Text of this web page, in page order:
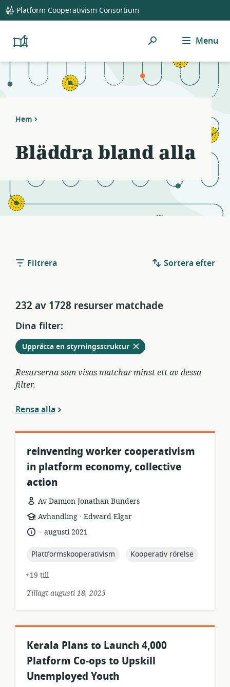
global
navigation
Platform Cooperativism Consortium
Platform
Resource
Sök Menu
Hem
Bläddra bland alla
Filtrera Sortera efter
232 av 1728 resurser matchade
Dina filter:
Ta
bort
Upprätta en styrningsstrukturfrån
aktuella
filter
Resurserna som visas matchar minst ett av dessa
filter.
Rensa alla
reinventing worker cooperativism
in platform economy, collective
action
Av Damion Jonathan Bunders
resursformat:
Avhandling .
utgivare:
Edward Elgar
språk:
.
publiceringsdatum:
augusti 2021
topic:
Plattformskooperativism topic:
Kooperativ rörelse
+19 till
Tillagt augusti 18, 2023
Kerala Plans to Launch 4,000
Platform Co-ops to Upskill
Unemployed Youth
Notifications
21
filters
Resource